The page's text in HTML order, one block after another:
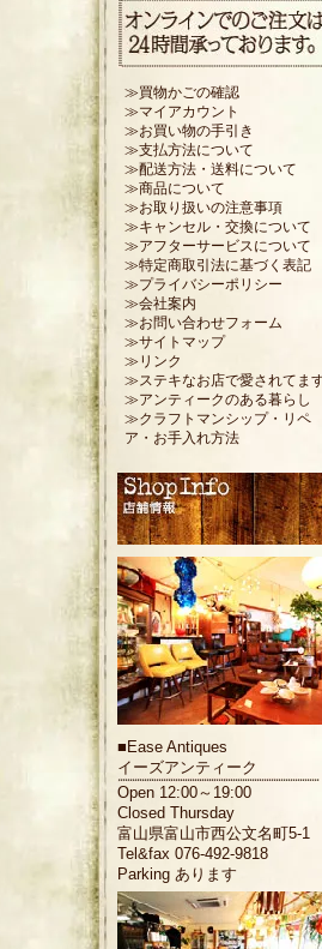
≫買物かごの確認
≫マイアカウント
≫お買い物の手引き
≫支払方法について
≫配送方法・送料について
≫商品について
≫お取り扱いの注意事項
≫キャンセル・交換について
≫アフターサービスについて
≫特定商取引法に基づく表記
≫プライバシーポリシー
≫会社案内
≫お問い合わせフォーム
≫サイトマップ
≫リンク
≫ステキなお店で愛されてま
≫アンティークのある暮らし
≫クラフトマンシップ・リペ
ア・お手入れ方法
■ Ease Antiques
イーズアンティーク
Open 12:00～19:00
Closed Thursday
富山県富山市西公文名町5-1
Tel&fax 076-492-9818
Parking あります